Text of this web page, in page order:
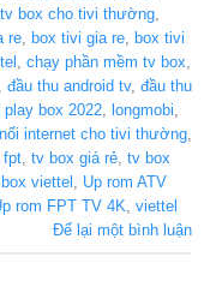
box cho tivi thường
re box tivi gia re
box tivi
chạy phần mềm tv box
đầu thu android tv, đầu thu
play box 2022 longmobi
internet cho tivi thường
fpt tv box giá rẻ tv box
viettel
Up rom ATV
rom FPT TV 4K viettel
Để lại một bình luận